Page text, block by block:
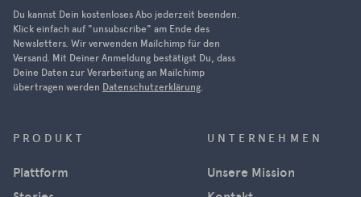
Du kannst Dein kostenloses Abo jederzeit beenden.
Klick einfach auf "unsubscribe" am Ende des
Newsletters. Wir verwenden Mailchimp für den
Versand. Mit Deiner Anmeldung bestätigst Du, dass
Deine Daten zur Verarbeitung an Mailchimp
übertragen werden Datenschutzerklärung
PRODUKT
Plattform
UNTERNEHMEN
Unsere Mission